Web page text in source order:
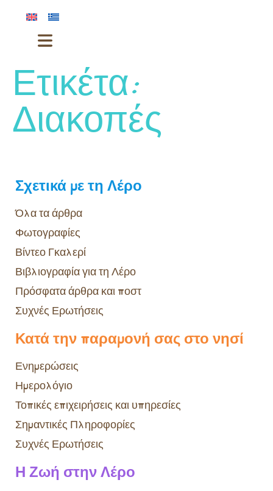
Ετικέτα:
Διακοπές
Σχετικά με τη Λέρο
Όλα τα άρθρα
Φωτογραφίες
Βίντεο Γκαλερί
Βιβλιογραφία για τη Λέρο
Πρόσφατα άρθρα και ποστ
Συχνές Ερωτήσεις
Κατά την παραμονή σας στο νησί
Ενημερώσεις
Ημερολόγιο
Τοπικές επιχειρήσεις και υπηρεσίες
Σημαντικές Πληροφορίες
Συχνές Ερωτήσεις
Η Ζωή στην Λέρο